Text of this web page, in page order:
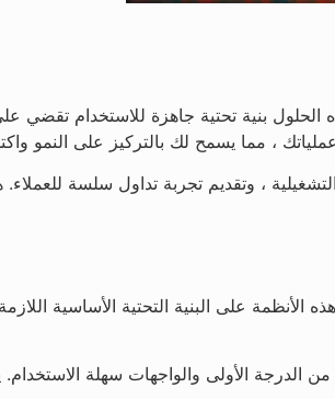
بنية تحتية جاهزة للاستخدام تقضي
، مما يسمح لك بالتركيز على النمو
، وتقديم تجربة تداول سلسة
على البنية التحتية الأساسية
الدرجة الأولى والواجهات سهلة